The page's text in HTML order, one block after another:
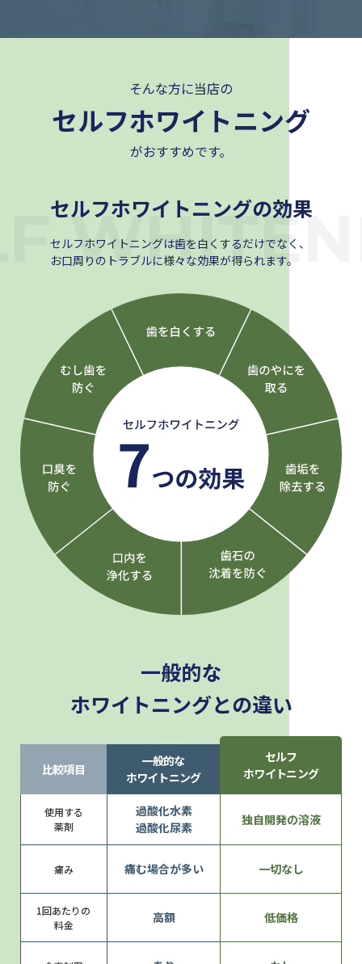
そんな方に当店の
セルフホワイトニング
がおすすめです。
セルフホワイトニングの効果
セルフホワイトニングは歯を白くするだけでなく、
お口周りのトラブルに様々な効果が得られます。
一般的な
ホワイトニングとの違い
比較項目
一般的な
ホワイトニング
セルフ
ホワイトニング
使用する
薬剤
過酸化水素
過酸化尿素
独自開発の溶液
痛み 痛む場合が多い 一切なし
1回あたりの
料金
高額 低価格